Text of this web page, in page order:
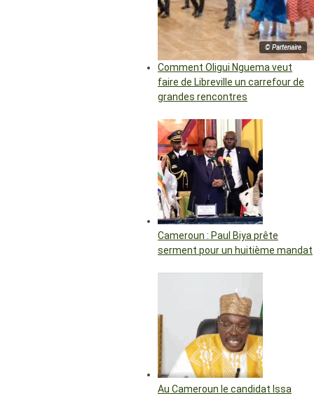
© Partenaire
Comment Oligui Nguema veut
faire de Libreville un carrefour de
grandes rencontres
Cameroun : Paul Biya prête
serment pour un huitième mandat
Au Cameroun le candidat Issa